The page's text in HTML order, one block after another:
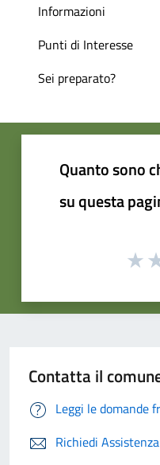
Informazioni
Punti di Interesse
Sei preparato?
Quanto sono
su questa
Contatta il
Leggi le domande
Richiedi Assistenza